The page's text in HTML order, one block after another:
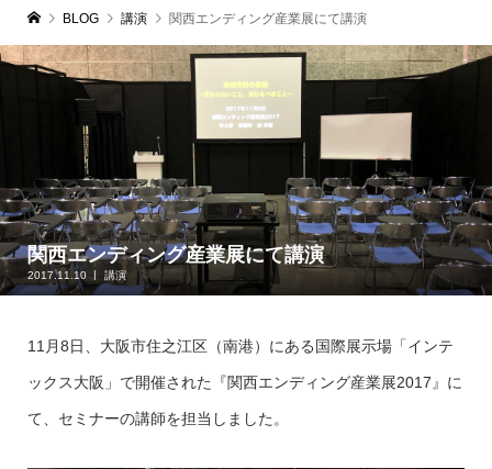
BLOG 講演 関西エンディング産業展にて講演
関西エンディング産業展にて講演
2017.11.10 講演
11月8日、大阪市住之江区（南港）にある国際展示場「インテ
ックス大阪」で開催された『関西エンディング産業展2017』に
て、セミナーの講師を担当しました。